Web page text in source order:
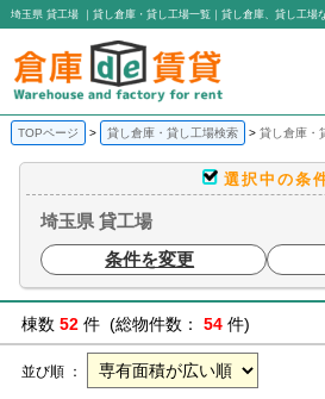
TOPページ 貸し倉庫・貸し工場検索 貸し倉庫・
選択中の条
埼玉県 貸工場
条件を変更
棟数 52 件 (総物件数： 54 件)
並び順 ：